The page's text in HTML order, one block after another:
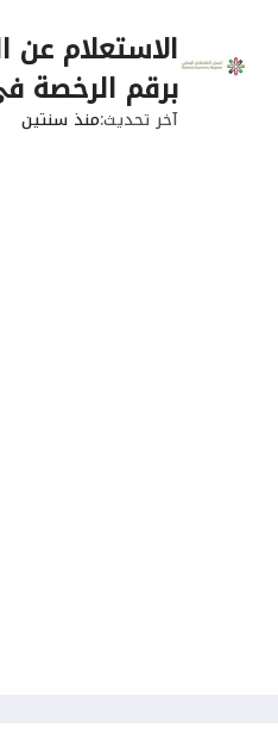
الاستعلام عن
برقم الرخصة
آخر تحديثمنذ سنتين